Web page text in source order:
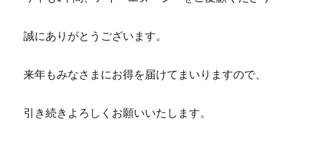
誠にありがとうございます。
来年もみなさまにお得を届けてまいりますので、
引き続きよろしくお願いいたします。